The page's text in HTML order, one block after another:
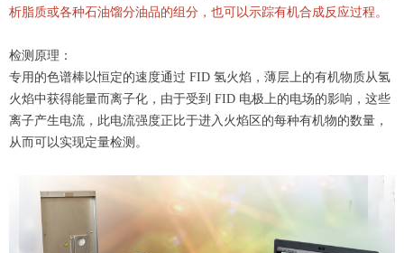
析脂质或各种石油馏分油品的组分，也可以示踪有机合成反应过程。
检测原理：
专用的色谱棒以恒定的速度通过 FID 氢火焰，薄层上的有机物质从氢
火焰中获得能量而离子化，由于受到 FID 电极上的电场的影响，这些
离子产生电流，此电流强度正比于进入火焰区的每种有机物的数量，
从而可以实现定量检测。